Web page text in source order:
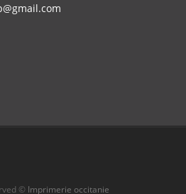
© Imprimerie occitanie